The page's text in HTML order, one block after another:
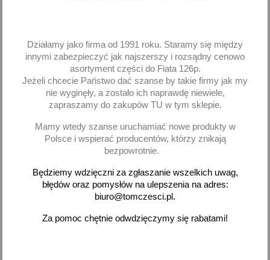
prawe Daewoo Tico
33,16 zł brutto
Dodaj
favorite_border
lewe + prawe Daewoo Tico
66,78 zł brutto
Dodaj
favorite_border
Działamy jako firma od 1991 roku. Staramy się między
innymi zabezpieczyć jak najszerszy i rozsądny cenowo
asortyment części do Fiata 126p.
Jeżeli chcecie Państwo dać szanse by takie firmy jak my
nie wyginęły, a zostało ich naprawdę niewiele,
zapraszamy do zakupów TU w tym sklepie.
Mamy wtedy szanse uruchamiać nowe produkty w
Polsce i wspierać producentów, którzy znikają
bezpowrotnie.
Będziemy wdzięczni za zgłaszanie wszelkich uwag,
błędów oraz pomysłów na ulepszenia na adres:
biuro@tomczesci.pl.
Za pomoc chętnie odwdzięczymy się rabatami!